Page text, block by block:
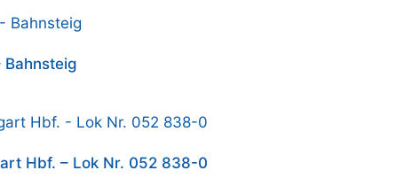
Bahnsteig
Hbf. – Lok Nr. 052 838-0